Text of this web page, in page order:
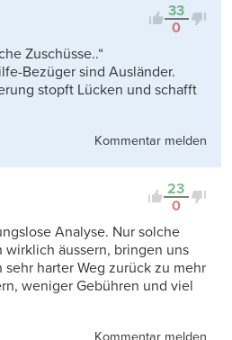
33
0
Zuschüsse..“
Bezüger sind Ausländer.
stopft Lücken und schafft
Kommentar melden
23
0
Analyse. Nur solche
wirklich äussern, bringen uns
harter Weg zurück zu mehr
weniger Gebühren und viel
Kommentar melden